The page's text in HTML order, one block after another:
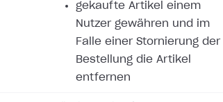
gekaufte Artikel einem
Nutzer gewähren und im
Falle einer Stornierung der
Bestellung die Artikel
entfernen